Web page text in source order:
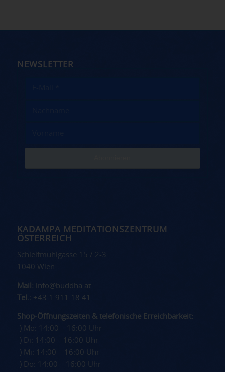
NEWSLETTER
KADAMPA MEDITATIONSZENTRUM
ÖSTERREICH
Schleifmühlgasse 15 / 2-3
1040 Wien
Mail: info@buddha.at
Tel.: +43 1 911 18 41
Shop-Öffnungszeiten & telefonische Erreichbarkeit:
-) Mo: 14:00 – 16:00 Uhr
-) Di: 14:00 – 16:00 Uhr
-) Mi: 14:00 – 16:00 Uhr
-) Do: 14:00 – 16:00 Uhr